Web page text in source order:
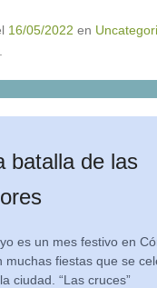
16/05/2022 en
batalla de las
es un mes festivo en
muchas fiestas que se
ciudad. “Las cruces”